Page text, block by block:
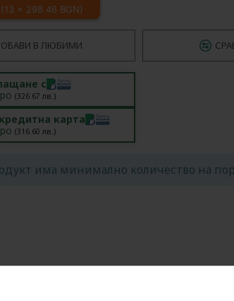
x 298.46 BGN)
В ЛЮБИМИ
с
(326.67 лв.)
карта
(316.60 лв.)
има минимално количество на